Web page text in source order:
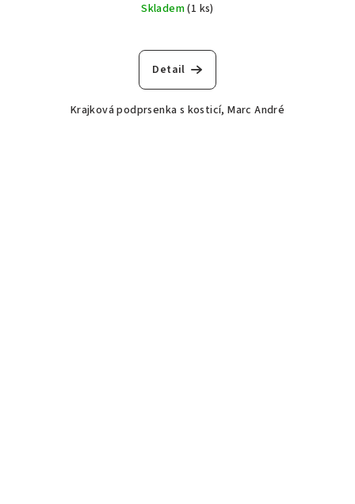
Skladem(1 ks)
Detail
Krajková podprsenka s kosticí, Marc André